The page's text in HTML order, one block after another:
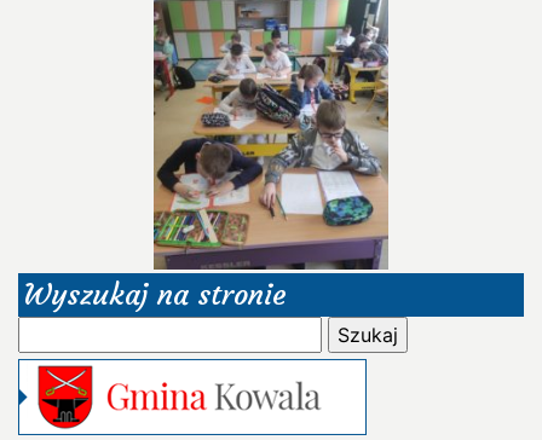
Wyszukaj na stronie